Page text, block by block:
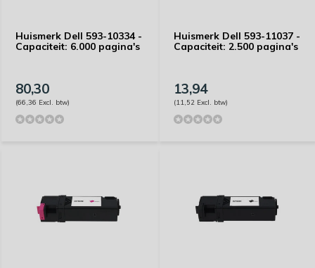
Huismerk Dell 593-10334 -
Capaciteit: 6.000 pagina's
80,30
(66,36 Excl. btw)
Huismerk Dell 593-11037 -
Capaciteit: 2.500 pagina's
13,94
(11,52 Excl. btw)